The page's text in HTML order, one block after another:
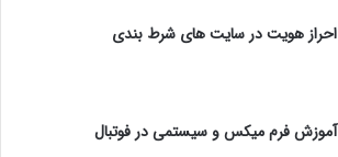
احراز هویت در سایت های شرط بندی
آموزش فرم میکس و سیستمی در فوتبال